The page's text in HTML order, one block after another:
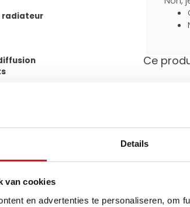
Details
van cookies
en advertenties te personaliseren, om
radiateur
bas latéraux et 2
avec un entraxe standard
J fournies, ils
raccordement de l’autre
existantes et rend le
Ce
Utilisez